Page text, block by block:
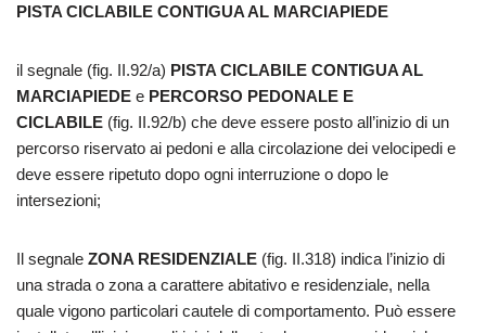
PISTA CICLABILE CONTIGUA AL MARCIAPIEDE
il segnale (fig. II.92/a) PISTA CICLABILE CONTIGUA AL
MARCIAPIEDE e PERCORSO PEDONALE E
CICLABILE (fig. II.92/b) che deve essere posto all’inizio di un
percorso riservato ai pedoni e alla circolazione dei velocipedi e
deve essere ripetuto dopo ogni interruzione o dopo le
intersezioni;
Il segnale ZONA RESIDENZIALE (fig. II.318) indica l’inizio di
una strada o zona a carattere abitativo e residenziale, nella
quale vigono particolari cautele di comportamento. Può essere